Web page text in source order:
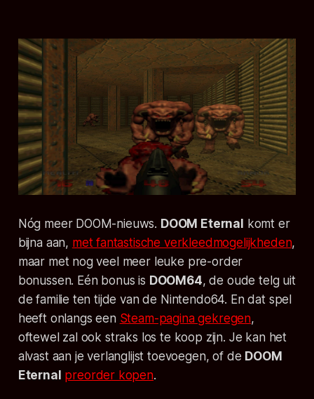
Nóg meer DOOM-nieuws. DOOM Eternal
komt er
bijna aan, met fantastische verkleedmogelijkheden,
maar met nog veel meer leuke pre-order
bonussen. Eén bonus is DOOM64, de oude telg uit
de familie ten tijde van de Nintendo64. En dat spel
heeft onlangs een Steam-pagina gekregen,
oftewel zal ook straks los te koop zijn. Je kan het
alvast aan je verlanglijst toevoegen, of de DOOM
Eternal preorder kopen.